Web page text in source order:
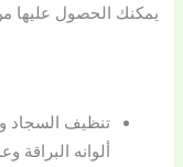
يمكنك الحصول عليها
تنظيف السجاد
ألوانه البراقة